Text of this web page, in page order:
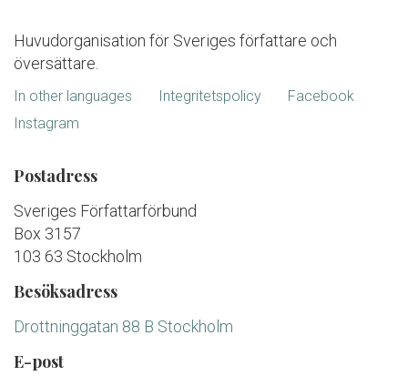
Huvudorganisation för Sveriges författare och
översättare.
In other languages Integritetspolicy
Facebook
Instagram
Postadress
Sveriges Författarförbund
Box 3157
103 63 Stockholm
Besöksadress
Drottninggatan 88 B Stockholm
E-post